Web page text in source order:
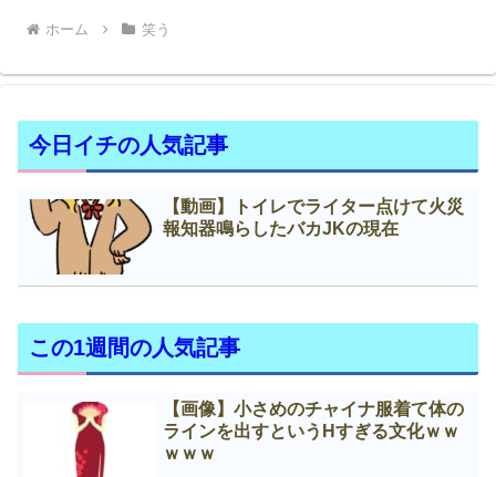
ホーム 笑う
今日イチの人気記事
【動画】トイレでライター点けて火災
報知器鳴らしたバカJKの現在
この1週間の人気記事
【画像】小さめのチャイナ服着て体の
ラインを出すというНすぎる文化ｗｗ
ｗｗｗ